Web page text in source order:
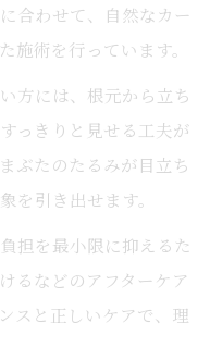
合わせて、自然なカー
施術を行っています。
方には、根元から立ち
っきりと見せる工夫が
ぶたのたるみが目立ち
を引き出せます。
担を最小限に抑えるた
るなどのアフターケア
スと正しいケアで、理